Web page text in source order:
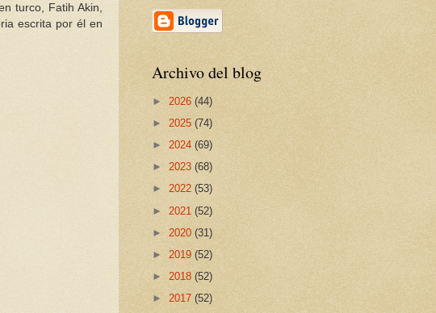
turco, Fatih Akin,
escrita por él en
Archivo del blog
► 2026 (44)
► 2025 (74)
► 2024 (69)
► 2023 (68)
► 2022 (53)
► 2021 (52)
► 2020 (31)
► 2019 (52)
► 2018 (52)
► 2017 (52)